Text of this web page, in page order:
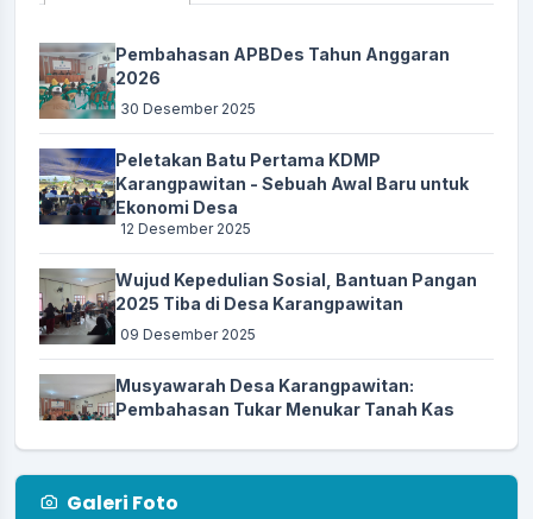
Lokasi :
Lapang Procit - Desa
Koordinator
: Panitia PHBN Desa
Agenda Karangpawitan CUP 2025
Waktu
: 17 Agustus 2025 16:00:00
Lokasi :
Karangpawitan
Koordinator
: Panitia PHBN Desa
Pangandaranval Nature 13 - memperingati Hari Jadi
(Milangkala) ke-13 Kabupaten Pangandaran
Waktu
20 Oktober 2025 08:00:00
Pangandaran
Pembahasan APBDes Tahun Anggaran
2026
30 Desember 2025
Peletakan Batu Pertama KDMP
Karangpawitan - Sebuah Awal Baru untuk
Ekonomi Desa
12 Desember 2025
Wujud Kepedulian Sosial, Bantuan Pangan
2025 Tiba di Desa Karangpawitan
09 Desember 2025
Musyawarah Desa Karangpawitan:
Pembahasan Tukar Menukar Tanah Kas
13 November 2025
Galeri Foto